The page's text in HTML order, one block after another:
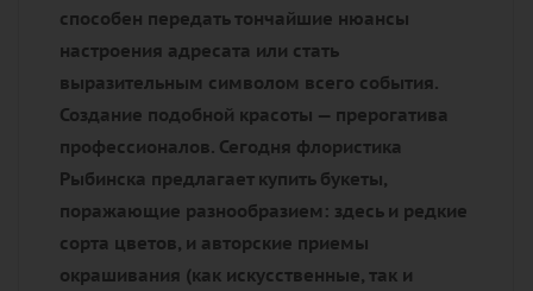
способен передать тончайшие нюансы
настроения адресата или стать
выразительным символом всего события.
Создание подобной красоты — прерогатива
профессионалов. Сегодня флористика
Рыбинска предлагает купить букеты,
поражающие разнообразием: здесь и редкие
сорта цветов, и авторские приемы
окрашивания (как искусственные, так и